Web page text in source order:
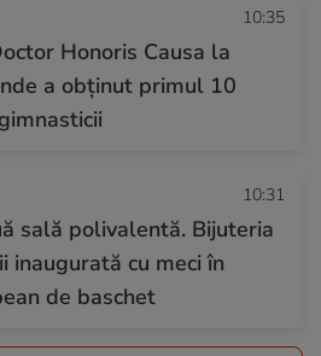
10:35
Honoris Causa la
a obținut primul 10
10:31
sală polivalentă. Bijuteria
inaugurată cu meci în
de baschet